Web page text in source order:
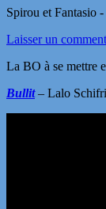
Spirou et Fantasio
Laisser un
La BO à se mettre
Bullit – Lalo